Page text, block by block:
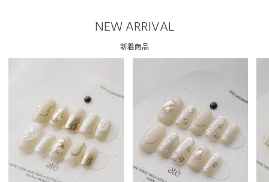
NEW ARRIVAL
新着商品